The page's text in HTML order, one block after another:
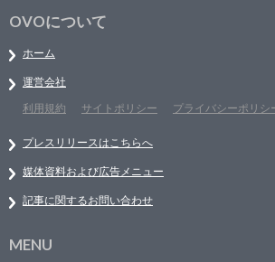
OVOについて
ホーム
運営会社
利用規約
サイトポリシー プライバシーポリシ
プレスリリースはこちらへ
媒体資料および広告メニュー
記事に関するお問い合わせ
MENU